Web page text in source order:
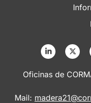
Oficinas de
Mail: